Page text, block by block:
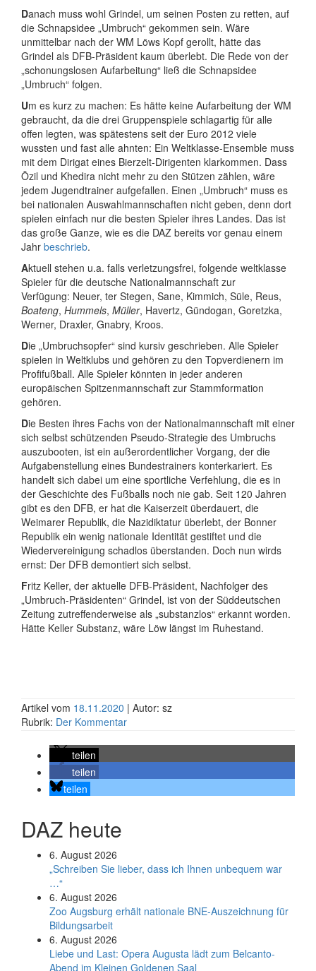
Danach muss wohl Grindel, um seinen Posten zu retten, auf
die Schnapsidee „Umbruch“ gekommen sein. Wäre
unmittelbar nach der WM Löws Kopf gerollt, hätte das
Grindel als DFB-Präsident kaum überlebt. Die Rede von der
„schonungslosen Aufarbeitung“ ließ die Schnapsidee
„Umbruch“ folgen.
Um es kurz zu machen: Es hätte keine Aufarbeitung der WM
gebraucht, da die drei Gruppenspiele schlagartig für alle
offen legten, was spätestens seit der Euro 2012 viele
wussten und fast alle ahnten: Ein Weltklasse-Ensemble muss
mit dem Dirigat eines Bierzelt-Dirigenten klarkommen. Dass
Özil und Khedira nicht mehr zu den Stützen zählen, wäre
jedem Jugendtrainer aufgefallen. Einen „Umbruch“ muss es
bei nationalen Auswahlmannschaften nicht geben, denn dort
spielen einfach nur die besten Spieler ihres Landes. Das ist
das große Ganze, wie es die DAZ bereits vor genau einem
Jahr beschrieb.
Aktuell stehen u.a. falls verletzungsfrei, folgende weltklasse
Spieler für die deutsche Nationalmannschaft zur
Verfügung: Neuer, ter Stegen, Sane, Kimmich, Süle, Reus,
Boateng, Hummels, Müller, Havertz, Gündogan, Goretzka,
Werner, Draxler, Gnabry, Kroos.
Die „Umbruchsopfer“ sind kursiv geschrieben. Alle Spieler
spielen in Weltklubs und gehören zu den Topverdienern im
Profifußball. Alle Spieler könnten in jeder anderen
europäischen Spitzenmannschaft zur Stammformation
gehören.
Die Besten ihres Fachs von der Nationalmannschaft mit einer
sich selbst schützenden Pseudo-Strategie des Umbruchs
auszubooten, ist ein außerordentlicher Vorgang, der die
Aufgabenstellung eines Bundestrainers konterkariert. Es
handelt sich dabei um eine sportliche Verfehlung, die es in
der Geschichte des Fußballs noch nie gab. Seit 120 Jahren
gibt es den DFB, er hat die Kaiserzeit überdauert, die
Weimarer Republik, die Nazidiktatur überlebt, der Bonner
Republik ein wenig nationale Identität gestiftet und die
Wiedervereinigung schadlos überstanden. Doch nun wirds
ernst: Der DFB demontiert sich selbst.
Fritz Keller, der aktuelle DFB-Präsident, Nachfolger des
„Umbruch-Präsidenten“ Grindel, ist von der Süddeutschen
Zeitung zutreffenderweise als „substanzlos“ erkannt worden.
Hätte Keller Substanz, wäre Löw längst im Ruhestand.
Artikel vom 18.11.2020 | Autor: sz
Rubrik: Der Kommentar
teilen
teilen
teilen
DAZ heute
6. August 2026
„Schreiben Sie lieber, dass ich Ihnen unbequem war
…“
6. August 2026
Zoo Augsburg erhält nationale BNE-Auszeichnung für
Bildungsarbeit
6. August 2026
Liebe und Last: Opera Augusta lädt zum Belcanto-
Abend im Kleinen Goldenen Saal